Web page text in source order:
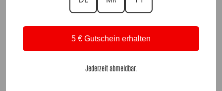
5 € Gutschein erhalten
Jederzeit abmeldbar.